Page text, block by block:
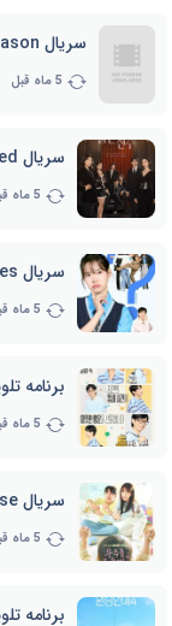
سریال In Your Radiant Season
5 ماه قبل
سریال Pearl in Red
5 ماه قبل
5 ماه قبل
5 ماه قبل
سریال Our Universe
5 ماه قبل